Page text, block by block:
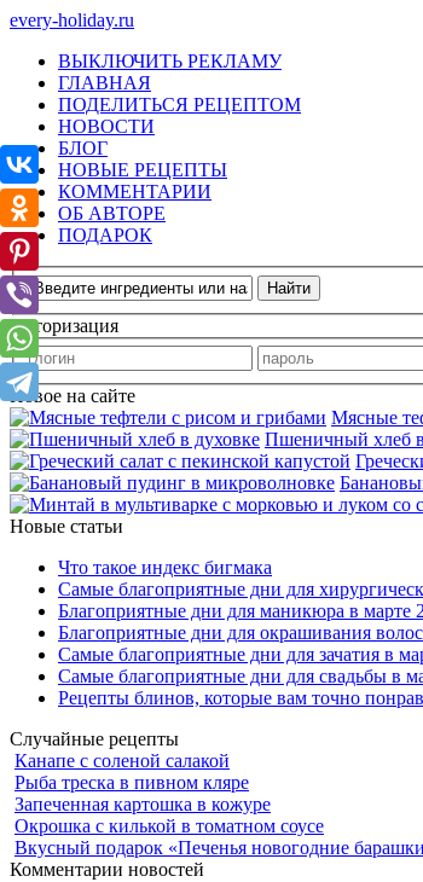
every-holiday.ru
ВЫКЛЮЧИТЬ РЕКЛАМУ
ГЛАВНАЯ
ПОДЕЛИТЬСЯ РЕЦЕПТОМ
НОВОСТИ
БЛОГ
НОВЫЕ РЕЦЕПТЫ
КОММЕНТАРИИ
ОБ АВТОРЕ
ПОДАРОК
Авторизация
Новое на сайте
Мясные
Пшеничный хлеб
Новые статьи
Что такое индекс бигмака
Самые благоприятные дни для
Благоприятные дни для маникюра в марте
Благоприятные дни для окрашивания
Самые благоприятные дни для зачатия в
Самые благоприятные дни для свадьбы в
Рецепты блинов, которые вам точно
Случайные рецепты
Канапе с соленой салакой
Рыба треска в пивном кляре
Запеченная картошка в кожуре
Окрошка с килькой в томатном соусе
Вкусный подарок «Печенья новогодние
Комментарии новостей